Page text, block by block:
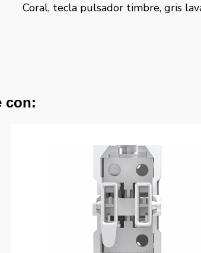
Coral, tecla pulsador timbre, gris
con: